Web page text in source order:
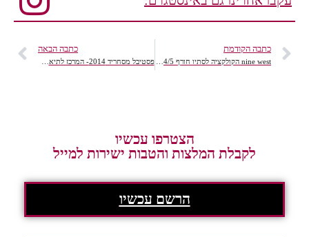
כתבה הקודמת כתבה הבאה
הצטרפו עכשיו
לקבלת המלצות והטבות ישירות למייל
הרשם עכשיו